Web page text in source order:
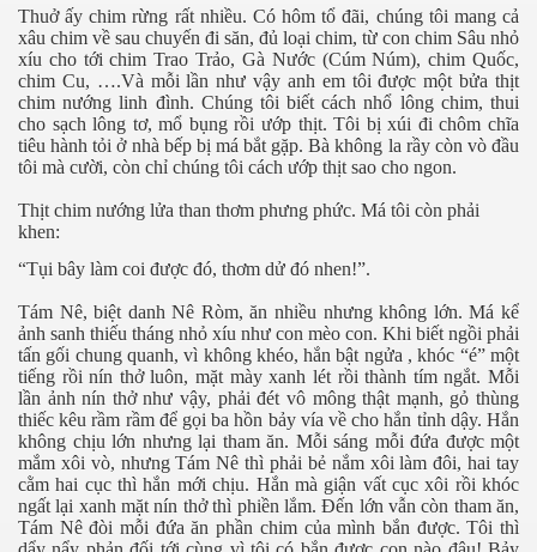
Thuở ấy chim rừng rất nhiều. Có hôm tổ đãi, chúng tôi mang cả
xâu chim về sau chuyến đi săn, đủ loại chim, từ con chim Sâu nhỏ
xíu cho tới chim Trao Trảo, Gà Nước (Cúm Núm), chim Quốc,
chim Cu, ….Và mỗi lần như vậy anh em tôi được một bửa thịt
chim nướng linh đình. Chúng tôi biết cách nhổ lông chim, thui
cho sạch lông tơ, mổ bụng rồi ướp thịt. Tôi bị xúi đi chôm chĩa
tiêu hành tỏi ở nhà bếp bị má bắt gặp. Bà không la rầy còn vò đầu
tôi mà cười, còn chỉ chúng tôi cách ướp thịt sao cho ngon.
Thịt chim nướng lửa than thơm phưng phức. Má tôi còn phải
khen:
“Tụi bây làm coi được đó, thơm dử đó nhen!”.
Tám Nê, biệt danh Nê Ròm, ăn nhiều nhưng không lớn. Má kể
ảnh sanh thiếu tháng nhỏ xíu như con mèo con. Khi biết ngồi phải
tấn gối chung quanh, vì không khéo, hắn bật ngửa , khóc “é” một
tiếng rồi nín thở luôn, mặt mày xanh lét rồi thành tím ngắt. Mỗi
lần ảnh nín thở như vậy, phải đét vô mông thật mạnh, gỏ thùng
thiếc kêu rầm rầm để gọi ba hồn bảy vía về cho hắn tỉnh dậy. Hắn
không chịu lớn nhưng lại tham ăn. Mỗi sáng mỗi đứa được một
mắm xôi vò, nhưng Tám Nê thì phải bẻ nắm xôi làm đôi, hai tay
cằm hai cục thì hắn mới chịu. Hắn mà giận vất cục xôi rồi khóc
ngất lại xanh mặt nín thở thì phiền lắm. Đến lớn vẫn còn tham ăn,
Tám Nê đòi mỗi đứa ăn phần chim của mình bắn được. Tôi thì
nay
16
17
MPM 3